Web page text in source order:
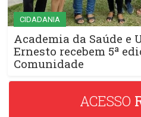
CIDADANIA
Academia da Saúde e
Ernesto recebem 5ª
Comunidade
ACESSO